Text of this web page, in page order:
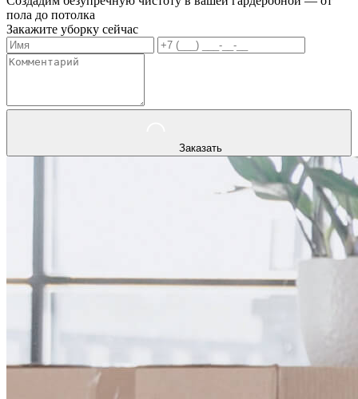
пола до потолка
Закажите уборку сейчас
Заказать